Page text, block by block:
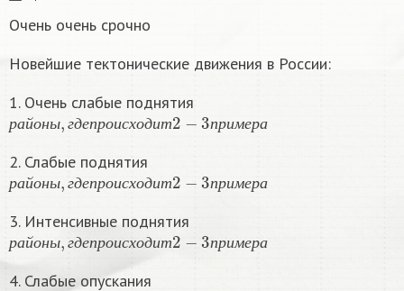
Очень очень срочно
Новейшие тектонические движения в России:
1. Очень слабые поднятия
р а й о н ы г депр о исх о д ит п р име р а
ра йоны,г депрои сходи т2− 3п
2. Слабые поднятия
р а й о н ы г депр о исх о д ит п р име р а
ра йоны,гдепрои схо т 3п
3. Интенсивные поднятия
р а й о н ы г депр о исх о д ит п р име р а
ра йо ны,гдепро исходит2 3п
4. Слабые опускания